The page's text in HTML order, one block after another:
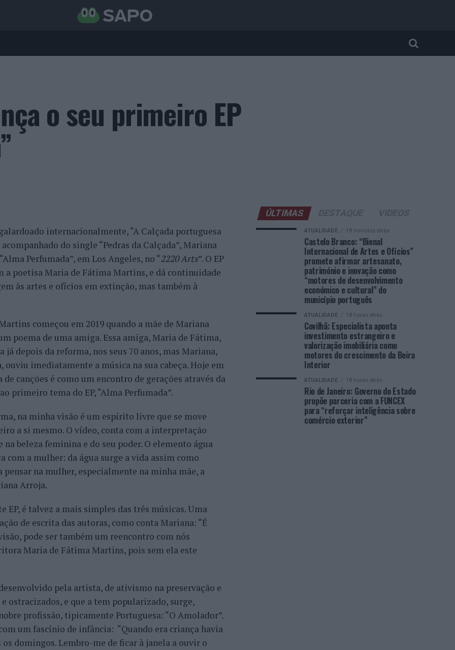
o seu primeiro EP
internacionalmente, “A Calçada portuguesa
do single “Pedras da Calçada”, Mariana
Perfumada”, em Los Angeles, no “2220 Arts”. O EP
a poetisa Maria de Fátima Martins, e dá continuidade
às artes e ofícios em extinção, mas também à
começou em 2019 quando a mãe de Mariana
poema de uma amiga. Essa amiga, Maria de Fátima,
já depois da reforma, nos seus 70 anos, mas Mariana,
ouviu imediatamente a música na sua cabeça. Hoje em
canções é como um encontro de gerações através da
primeiro tema do EP, “Alma Perfumada”.
na minha visão é um espírito livre que se move
a si mesmo. O vídeo, conta com a interpretação
beleza feminina e do seu poder. O elemento água
com a mulher: da água surge a vida assim como
na mulher, especialmente na minha mãe, a
Arroja.
EP, é talvez a mais simples das três músicas. Uma
de escrita das autoras, como conta Mariana: “É
pode ser também um reencontro com nós
Maria de Fátima Martins, pois sem ela este
pela artista, de ativismo na preservação e
ostracizados, e que a tem popularizado, surge,
profissão, tipicamente Portuguesa: “O Amolador”.
um fascínio de infância: “Quando era criança havia
domingos. Lembro-me de ficar à janela a ouvir o
ÚLTIMAS
ATUALIDADE 18 minutos atrás
Castelo Branco: “Bienal
Internacional de Artes e Ofícios”
promete afirmar artesanato,
património e inovação como
“motores de desenvolvimento
económico e cultural” do
município português
ATUALIDADE 18 horas atrás
Covilhã: Especialista aponta
investimento estrangeiro e
valorização imobiliária como
motores do crescimento da Beira
Interior
ATUALIDADE 18 horas atrás
Rio de Janeiro: Governo do Estado
propõe parceria com a FUNCEX
para “reforçar inteligência sobre
comércio exterior”